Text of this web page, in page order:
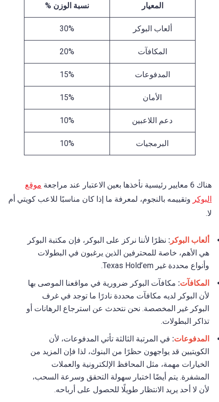
المعيار نسبة الوزن %
ألعاب البوكر 30%
المكافآت 20%
المدفوعات 15%
الأمان 15%
دعم اللاعبين 10%
البرمجيات 10%
هناك 6 معايير رئيسية نأخذها بعين الاعتبار عند مراجعة
موقع
البوكر وتقييمه بالنجوم، لمعرفة ما إذا كان مناسبًا للاعب كويتي أم
لا.
ألعاب البوكر : نظرًا لأننا نركز على البوكر، فإن مكتبة البوكر
هي الأهم، خاصة للمحترفين الذين يرغبون في البطولات
وأنواع محددة غير Texas Hold’em.
المكافآت: مكافآت البوكر ضرورية في مواقعنا الموصى بها
لأن البوكر لديه مكافآت محددة نادرًا ما توجد في غرف
البوكر غير المخصصة. نحن نتحدث عن استرجاع الرهانات أو
تذاكر البطولات.
المدفوعات: في المرتبة الثالثة تأتي المدفوعات، لأن
الكويتيين قد يواجهون حظرًا من البنوك، لذا فإن المزيد من
الخيارات مهمة، مثل المحافظ الإلكترونية والعملات
المشفرة. يتم أيضًا اختبار سهولة التحقق وسرعة السحب،
لأن لا أحد يريد الانتظار طويلًا للحصول على أرباحه.